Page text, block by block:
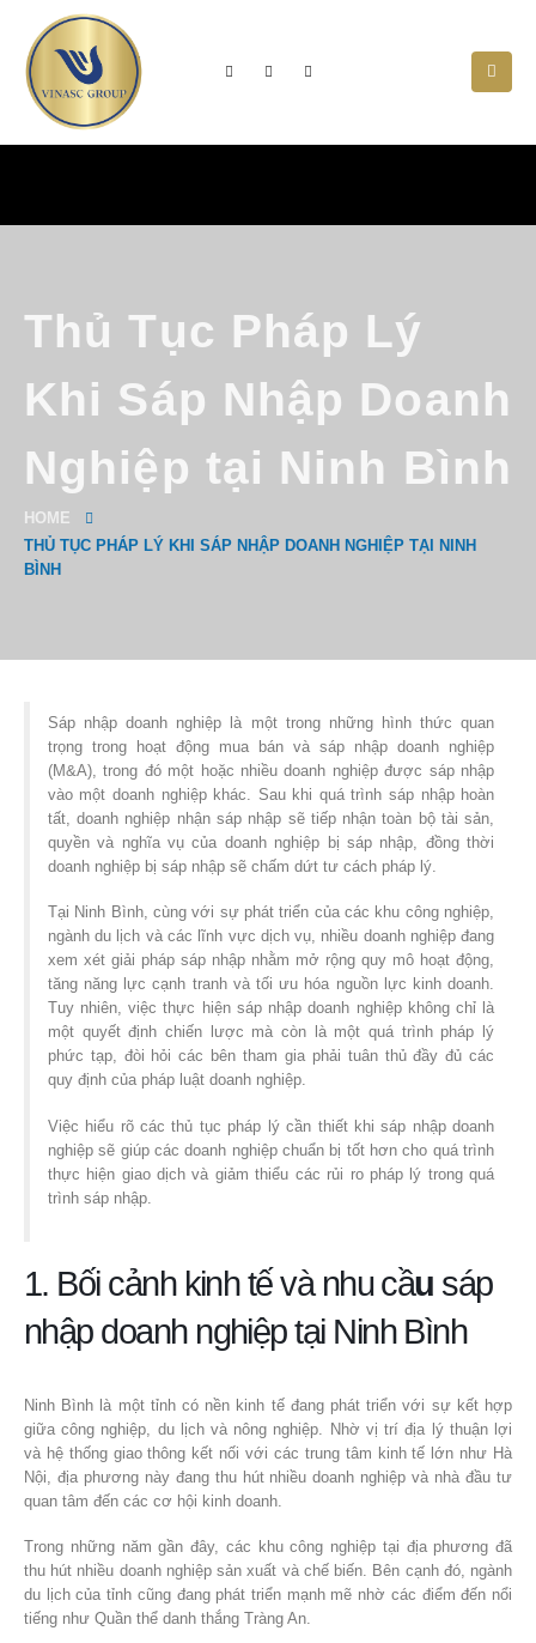
Thủ Tục Pháp Lý
Khi Sáp Nhập Doanh
Nghiệp tại Ninh Bình
HOME
THỦ TỤC PHÁP LÝ KHI SÁP NHẬP DOANH NGHIỆP TẠI NINH
BÌNH
Sáp nhập doanh nghiệp là một trong những hình thức quan
trọng trong hoạt động mua bán và sáp nhập doanh nghiệp
(M&A), trong đó một hoặc nhiều doanh nghiệp được sáp nhập
vào một doanh nghiệp khác. Sau khi quá trình sáp nhập hoàn
tất, doanh nghiệp nhận sáp nhập sẽ tiếp nhận toàn bộ tài sản,
quyền và nghĩa vụ của doanh nghiệp bị sáp nhập, đồng thời
doanh nghiệp bị sáp nhập sẽ chấm dứt tư cách pháp lý.
Tại Ninh Bình, cùng với sự phát triển của các khu công nghiệp,
ngành du lịch và các lĩnh vực dịch vụ, nhiều doanh nghiệp đang
xem xét giải pháp sáp nhập nhằm mở rộng quy mô hoạt động,
tăng năng lực cạnh tranh và tối ưu hóa nguồn lực kinh doanh.
Tuy nhiên, việc thực hiện sáp nhập doanh nghiệp không chỉ là
một quyết định chiến lược mà còn là một quá trình pháp lý
phức tạp, đòi hỏi các bên tham gia phải tuân thủ đầy đủ các
quy định của pháp luật doanh nghiệp.
Việc hiểu rõ các thủ tục pháp lý cần thiết khi sáp nhập doanh
nghiệp sẽ giúp các doanh nghiệp chuẩn bị tốt hơn cho quá trình
thực hiện giao dịch và giảm thiểu các rủi ro pháp lý trong quá
trình sáp nhập.
1. Bối cảnh kinh tế và nhu cầu sáp
nhập doanh nghiệp tại Ninh Bình
Ninh Bình là một tỉnh có nền kinh tế đang phát triển với sự kết hợp
giữa công nghiệp, du lịch và nông nghiệp. Nhờ vị trí địa lý thuận lợi
và hệ thống giao thông kết nối với các trung tâm kinh tế lớn như Hà
Nội, địa phương này đang thu hút nhiều doanh nghiệp và nhà đầu tư
quan tâm đến các cơ hội kinh doanh.
Trong những năm gần đây, các khu công nghiệp tại địa phương đã
thu hút nhiều doanh nghiệp sản xuất và chế biến. Bên cạnh đó, ngành
du lịch của tỉnh cũng đang phát triển mạnh mẽ nhờ các điểm đến nổi
tiếng như Quần thể danh thắng Tràng An.